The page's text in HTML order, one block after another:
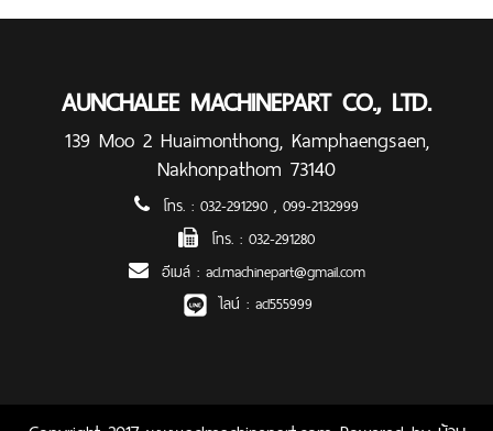
AUNCHALEE MACHINEPART CO., LTD.
139 Moo 2 Huaimonthong, Kamphaengsaen,
Nakhonpathom 73140
โทร. : 032-291290 , 099-2132999
โทร. : 032-291280
อีเมล์ : acl.machinepart@gmail.com
ไลน์ : acl555999